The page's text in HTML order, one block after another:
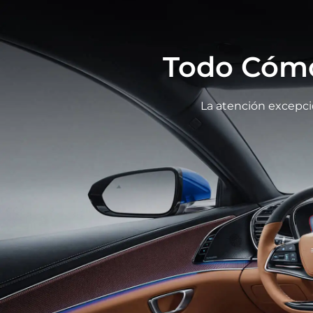
Manija Automática de Puerta
El diseño de la manija de puertas oculta mejora
Todo
La atención